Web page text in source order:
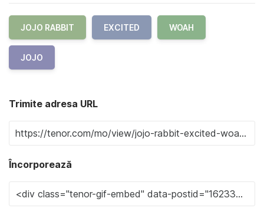
JOJO RABBIT EXCITED WOAH
JOJO
Trimite adresa URL
Încorporează